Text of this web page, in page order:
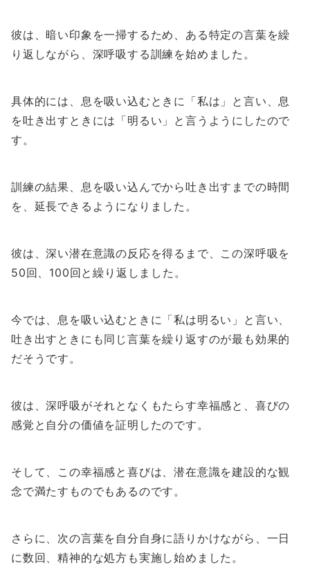
彼は、暗い印象を一掃するため、ある特定の言葉を繰
り返しながら、深呼吸する訓練を始めました。
具体的には、息を吸い込むときに「私は」と言い、息
を吐き出すときには「明るい」と言うようにしたので
す。
訓練の結果、息を吸い込んでから吐き出すまでの時間
を、延長できるようになりました。
彼は、深い潜在意識の反応を得るまで、この深呼吸を
50回、100回と繰り返しました。
今では、息を吸い込むときに「私は明るい」と言い、
吐き出すときにも同じ言葉を繰り返すのが最も効果的
だそうです。
彼は、深呼吸がそれとなくもたらす幸福感と、喜びの
感覚と自分の価値を証明したのです。
そして、この幸福感と喜びは、潜在意識を建設的な観
念で満たすものでもあるのです。
さらに、次の言葉を自分自身に語りかけながら、一日
に数回、精神的な処方も実施し始めました。